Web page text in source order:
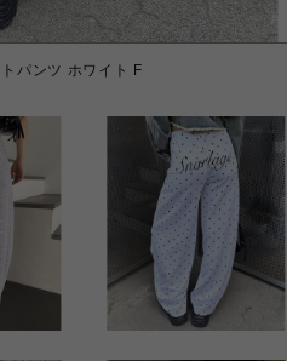
パンツ ホワイト F